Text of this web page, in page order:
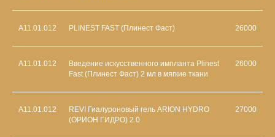
A11.01.012 PLINEST FAST (Плинест Фаст) 26000
А11.01.012
Введение искусственного импланта Plinest
Fast (Плинест Фаст) 2 мл в мягкие ткани
26000
А11.01.012
REVI Гиалуроновый гель ARION HYDRO
(ОРИОН ГИДРО) 2.0
27000